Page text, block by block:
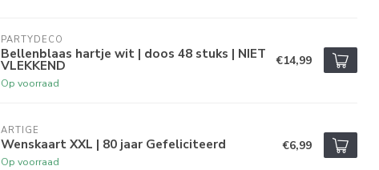
PARTYDECO
Bellenblaas hartje wit | doos 48 stuks | NIET
VLEKKEND
Op voorraad
€14,99
ARTIGE
Wenskaart XXL | 80 jaar Gefeliciteerd
Op voorraad
€6,99